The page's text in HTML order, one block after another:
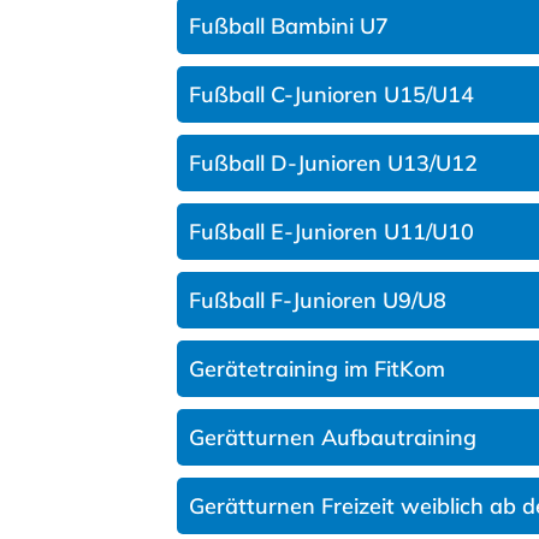
Fußball Bambini U7
Fußball C-Junioren U15/U14
Fußball D-Junioren U13/U12
Fußball E-Junioren U11/U10
Fußball F-Junioren U9/U8
Gerätetraining im FitKom
Gerätturnen Aufbautraining
Gerätturnen Freizeit weiblich ab